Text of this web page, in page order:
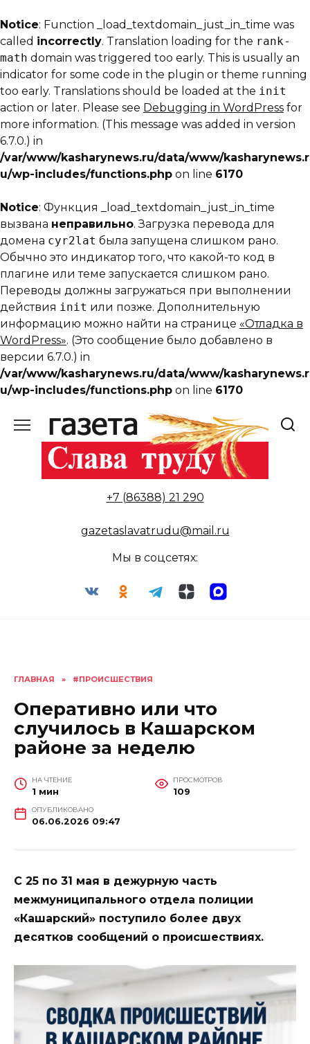
Notice: Function _load_textdomain_just_in_time was
called incorrectly. Translation loading for the rank-
math domain was triggered too early. This is usually an
indicator for some code in the plugin or theme running
too early. Translations should be loaded at the init
action or later. Please see Debugging in WordPress for
more information. (This message was added in version
6.7.0.) in
/var/www/kasharynews.ru/data/www/kasharynews.r
u/wp-includes/functions.php on line 6170
Notice: Функция _load_textdomain_just_in_time
вызвана неправильно. Загрузка перевода для
домена cyr2lat была запущена слишком рано.
Обычно это индикатор того, что какой-то код в
плагине или теме запускается слишком рано.
Переводы должны загружаться при выполнении
действия init или позже. Дополнительную
информацию можно найти на странице «Отладка в
WordPress». (Это сообщение было добавлено в
версии 6.7.0.) in
/var/www/kasharynews.ru/data/www/kasharynews.r
u/wp-includes/functions.php on line 6170
содержанию
+7 (86388) 21 290
gazetaslavatrudu@mail.ru
Мы в соцсетях:
ГЛАВНАЯ » #ПРОИСШЕСТВИЯ
Оперативно или что
случилось в Кашарском
районе за неделю
НА ЧТЕНИЕ
1 мин
ПРОСМОТРОВ
109
ОПУБЛИКОВАНО
06.06.2026 09:47
С 25 по 31 мая в дежурную часть
межмуниципального отдела полиции
«Кашарский» поступило более двух
десятков сообщений о происшествиях.